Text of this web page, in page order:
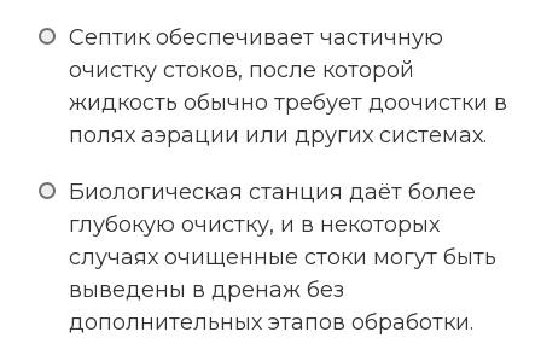
Септик обеспечивает частичную
очистку стоков, после которой
жидкость обычно требует доочистки в
полях аэрации или других системах.
Биологическая станция даёт более
глубокую очистку, и в некоторых
случаях очищенные стоки могут быть
выведены в дренаж без
дополнительных этапов обработки.